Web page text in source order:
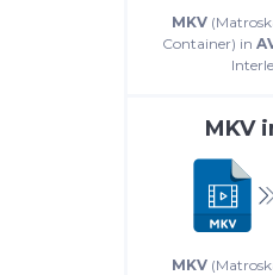
MKV
Container) in
MKV
MKV